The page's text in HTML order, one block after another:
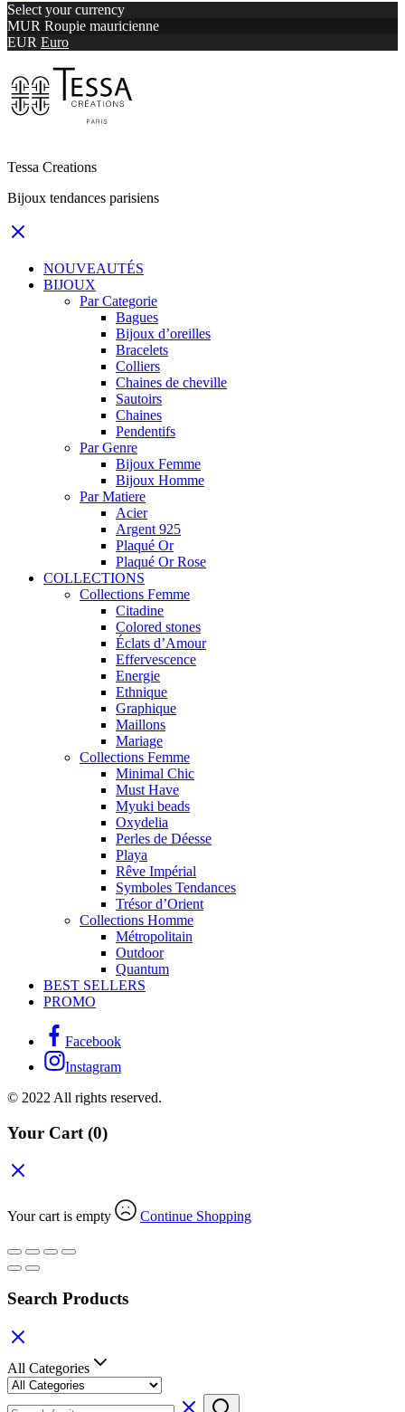
Select your currency
MUR Roupie mauricienne
EUR Euro
Tessa Creations
Bijoux tendances parisiens
NOUVEAUTÉS
BIJOUX
Par Categorie
Bagues
Bijoux d’oreilles
Bracelets
Colliers
Chaines de cheville
Sautoirs
Chaines
Pendentifs
Par Genre
Bijoux Femme
Bijoux Homme
Par Matiere
Acier
Argent 925
Plaqué Or
Plaqué Or Rose
COLLECTIONS
Collections Femme
Citadine
Colored stones
Éclats d’Amour
Effervescence
Energie
Ethnique
Graphique
Maillons
Mariage
Collections Femme
Minimal Chic
Must Have
Myuki beads
Oxydelia
Perles de Déesse
Playa
Rêve Impérial
Symboles Tendances
Trésor d’Orient
Collections Homme
Métropolitain
Outdoor
Quantum
BEST SELLERS
PROMO
Facebook
Instagram
© 2022 All rights reserved.
Your Cart (0)
Your cart is empty Continue Shopping
Search Products
All Categories